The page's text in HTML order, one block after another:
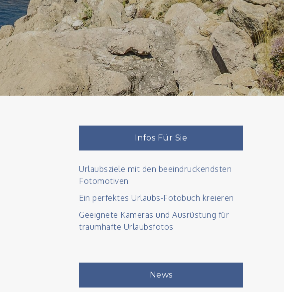
Infos Für Sie
Urlaubsziele mit den beeindruckendsten
Fotomotiven
Ein perfektes Urlaubs-Fotobuch kreieren
Geeignete Kameras und Ausrüstung für
traumhafte Urlaubsfotos
News